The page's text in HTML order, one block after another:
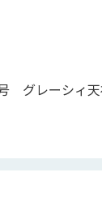
グレーシィ